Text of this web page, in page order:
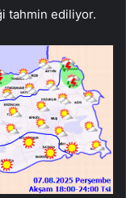
tahmin ediliyor.